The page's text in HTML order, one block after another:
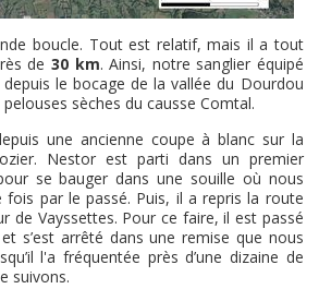
boucle. Tout est relatif, mais il a tout
de 30 km. Ainsi, notre sanglier équipé
le bocage de la vallée du Dourdou
pelouses sèches du causse Comtal.
une ancienne coupe à blanc sur la
Nestor est parti dans un premier
se bauger dans une souille où nous
fois par le passé. Puis, il a repris la route
de Vayssettes. Pour ce faire, il est passé
s’est arrêté dans une remise que nous
l'a fréquentée près d’une dizaine de
suivons.